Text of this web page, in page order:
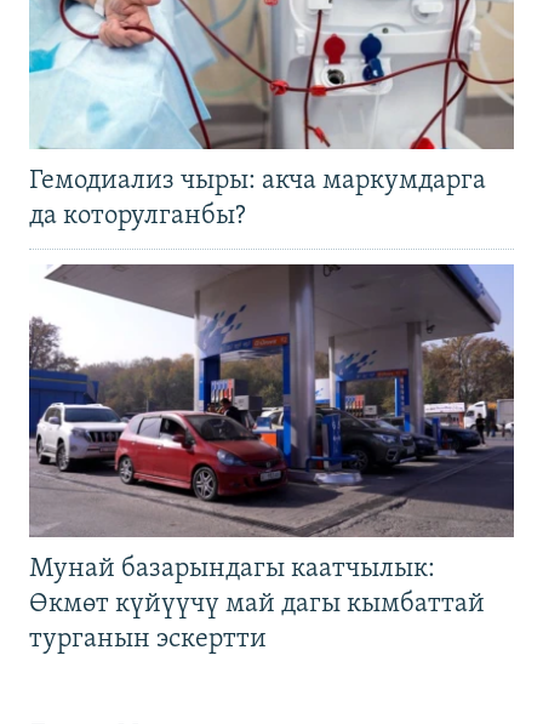
Гемодиализ чыры: акча маркумдарга
да которулганбы?
Мунай базарындагы каатчылык:
Өкмөт күйүүчү май дагы кымбаттай
турганын эскертти